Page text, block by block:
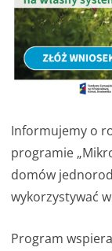
Informujemy o
programie
domów
wykorzystywać
Program